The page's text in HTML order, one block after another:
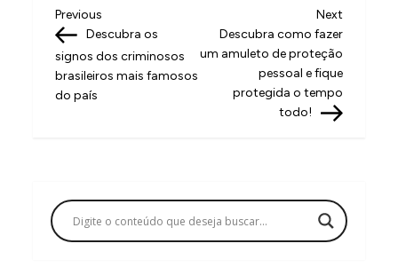
N
a
v
e
ç
ã
o
Previous
Post
Previous
Descubra os
signos dos criminosos
brasileiros mais famosos
do país
Next
Post
Next
Descubra como fazer
um amuleto de proteção
pessoal e fique
protegida o tempo
todo!